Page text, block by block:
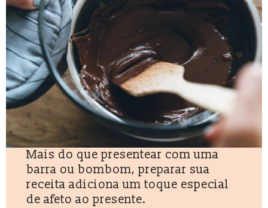
Mais do que presentear com uma
barra ou bombom, preparar sua
receita adiciona um toque especial
de afeto ao presente.